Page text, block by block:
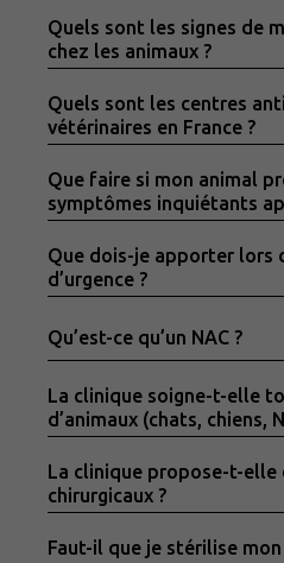
Quels sont les signes de
chez les animaux ?
Quels sont les centres
vétérinaires en France ?
Que faire si mon animal
symptômes inquiétants
Que dois-je apporter lors
d’urgence ?
Qu’est-ce qu’un NAC ?
La clinique soigne-t-elle
d’animaux (chats, chiens,
La clinique propose-t-elle
chirurgicaux ?
Faut-il que je stérilise